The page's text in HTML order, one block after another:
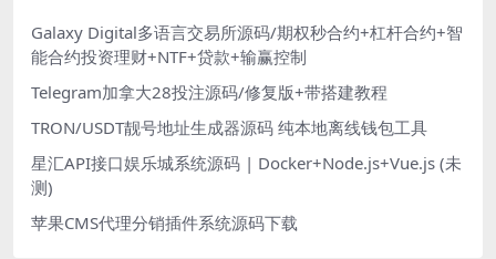
Galaxy Digital多语言交易所源码/期权秒合约+杠杆合约+智
能合约投资理财+NTF+贷款+输赢控制
Telegram加拿大28投注源码/修复版+带搭建教程
TRON/USDT靓号地址生成器源码 纯本地离线钱包工具
星汇API接口娱乐城系统源码 | Docker+Node.js+Vue.js (未
测)
苹果CMS代理分销插件系统源码下载